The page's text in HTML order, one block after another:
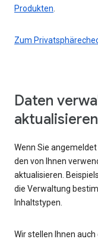
Produkten
Zum
Daten
aktualisieren
Wenn Sie
den von Ihnen
aktualisieren.
die Verwaltung
Inhaltstypen.
Wir stellen Ihnen